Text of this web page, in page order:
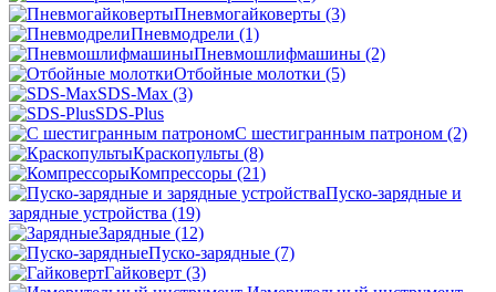
Пневмогайковерты (3)
Пневмодрели (1)
Пневмошлифмашины (2)
Отбойные молотки (5)
SDS-Max (3)
SDS-Plus
C шестигранным патроном (2)
Краскопульты (8)
Компрессоры (21)
Пуско-зарядные и
зарядные устройства (19)
Зарядные (12)
Пуско-зарядные (7)
Гайковерт (3)